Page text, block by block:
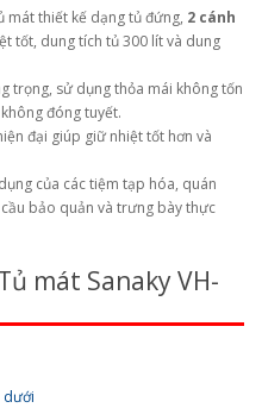
mát thiết kế dạng tủ đứng, 2 cánh
tốt, dung tích tủ 300 lít và dung
trọng, sử dụng thỏa mái không tốn
đóng tuyết.
đại giúp giữ nhiệt tốt hơn và
của các tiệm tạp hóa, quán
bảo quản và trưng bày thực
mát Sanaky VH-
dưới